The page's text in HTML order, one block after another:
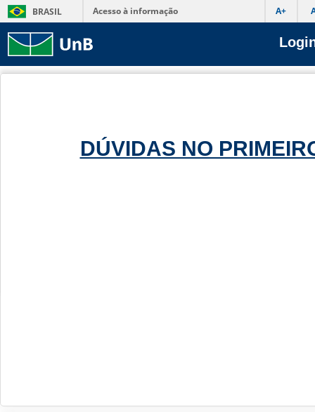
BRASIL Acesso à informação A+
DÚVIDAS NO